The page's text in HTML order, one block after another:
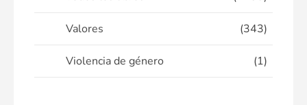
Valores (343)
Violencia de género (1)